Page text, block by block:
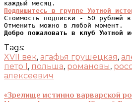
Подпишитесь в группе Уютной
Стоимость подписки - 50 рублей
Добро пожаловать в клуб Уютной
Tags:
XVII век, агафья грушецкая,
петр I, польша, романовы,
алексеевич
«Зрелище истинно варварской